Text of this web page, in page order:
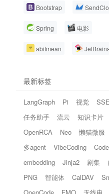
Bootstrap
Spring 电影
abitmean
最新标签
LangGraph Pi 视觉
SSE
任务助手
流云
知识卡片
OpenRCA
Neo 懒猫微服
多agent
VibeCoding
embedding
Jinja2 剧集
PNG
智能体 CalDAV